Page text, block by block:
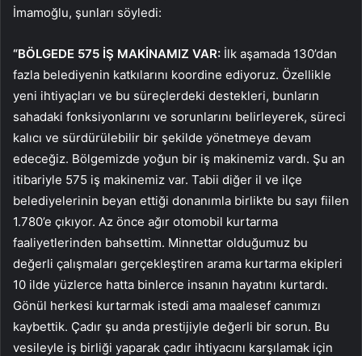
İmamoğlu, şunları söyledi:
“BÖLGEDE 575 İŞ MAKİNAMIZ VAR: İlk aşamada 130’dan
fazla belediyenin katkılarını koordine ediyoruz. Özellikle
yeni ihtiyaçları ve bu süreçlerdeki destekleri, bunların
sahadaki fonksiyonlarını ve sorunlarını belirleyerek, süreci
kalıcı ve sürdürülebilir bir şekilde yönetmeye devam
edeceğiz. Bölgemizde yoğun bir iş makinemiz vardı. Şu an
itibariyle 575 iş makinemiz var. Tabii diğer il ve ilçe
belediyelerinin beyan ettiği donanımla birlikte bu sayı fiilen
1.780’e çıkıyor. Az önce ağır otomobil kurtarma
faaliyetlerinden bahsettim. Minnettar olduğumuz bu
değerli çalışmaları gerçekleştiren arama kurtarma ekipleri
10 ilde yüzlerce hatta binlerce insanın hayatını kurtardı.
Gönül herkesi kurtarmak istedi ama maalesef canımızı
kaybettik. Çadır şu anda prestijiyle değerli bir sorun. Bu
vesileyle iş birliği yaparak çadır ihtiyacını karşılamak için